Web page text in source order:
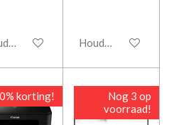
mij op de hoogteHoud mij op de
korting!
Nog 3 op
voorraad!